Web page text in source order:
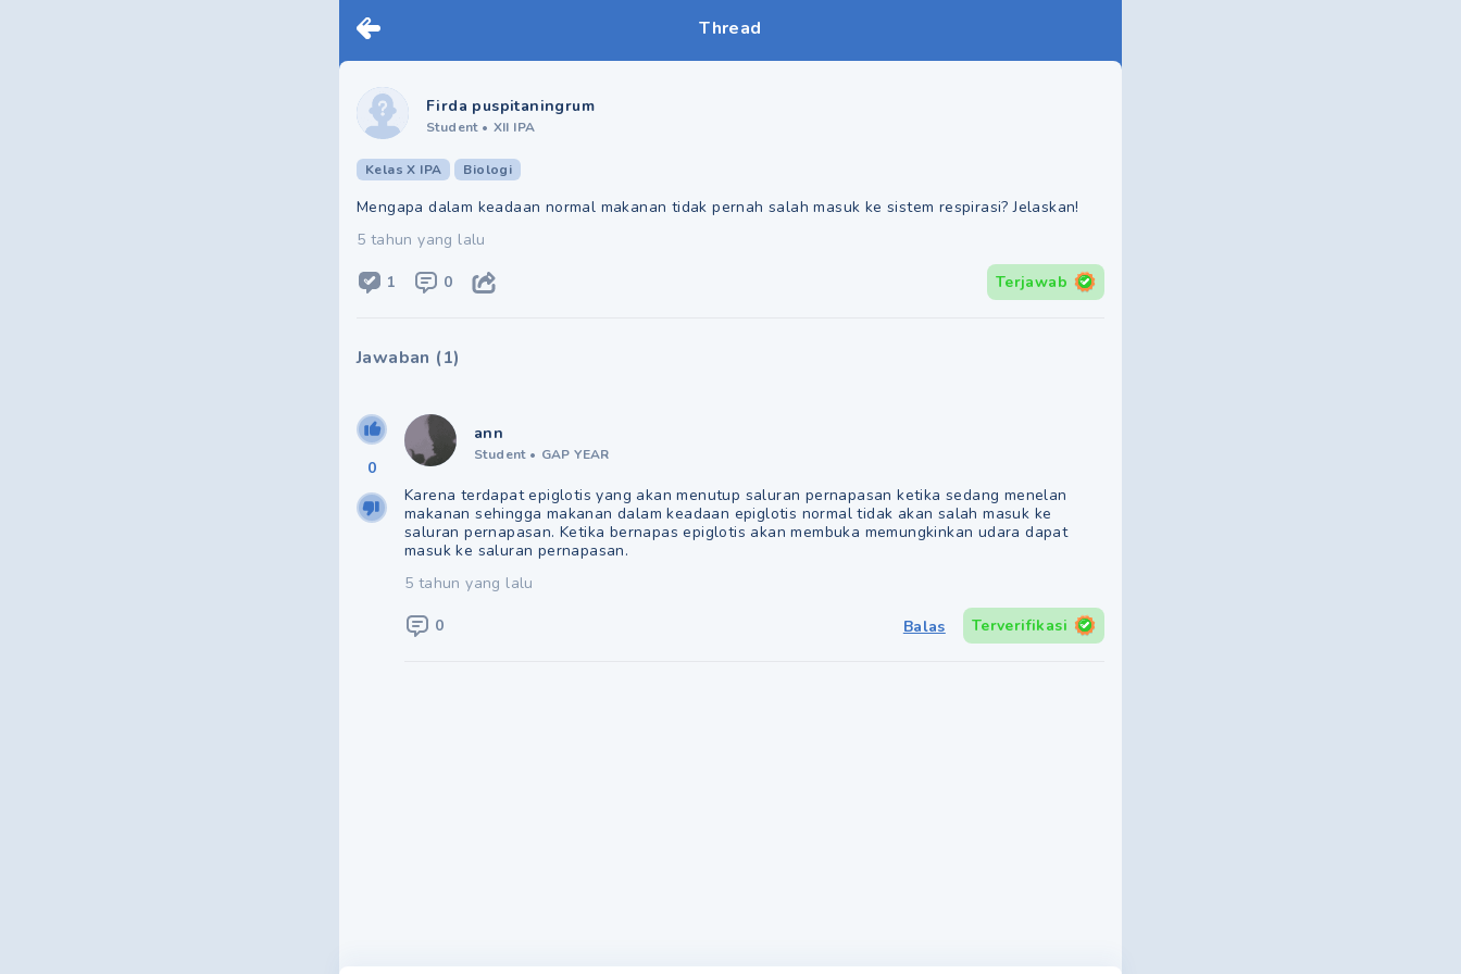
Thread
Firda puspitaningrum
Student • XII IPA
Kelas X IPA Biologi
Mengapa dalam keadaan normal makanan tidak pernah salah masuk ke sistem respirasi? Jelaskan!
5 tahun yang lalu
1 0 Terjawab
Jawaban (1)
0
ann
Student • GAP YEAR
Karena terdapat epiglotis yang akan menutup saluran pernapasan ketika sedang menelan
makanan sehingga makanan dalam keadaan epiglotis normal tidak akan salah masuk ke
saluran pernapasan. Ketika bernapas epiglotis akan membuka memungkinkan udara dapat
masuk ke saluran pernapasan.
5 tahun yang lalu
0 Balas Terverifikasi